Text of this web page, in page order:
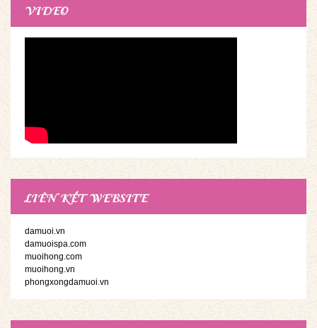
VIDEO
LIÊN KẾT WEBSITE
damuoi.vn
damuoispa.com
muoihong.com
muoihong.vn
phongxongdamuoi.vn